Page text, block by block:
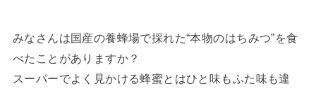
みなさんは国産の養蜂場で採れた“本物のはちみつ”を食
べたことがありますか？
スーパーでよく見かける蜂蜜とはひと味もふた味も違